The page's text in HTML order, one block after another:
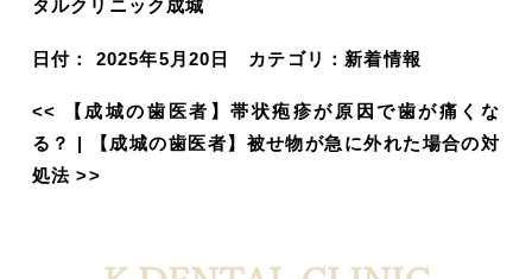
タルクリニック成城
日付： 2025年5月20日 カテゴリ： 新着情報
<< 【成城の歯医者】帯状疱疹が原因で歯が痛くな
る？
|
【成城の歯医者】被せ物が急に外れた場合の対
処法>>